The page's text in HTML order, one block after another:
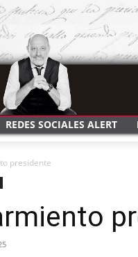
REDES SOCIALES ALERT
presidente